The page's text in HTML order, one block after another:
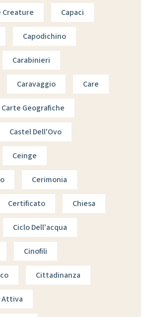
Creature Capaci
Capodichino
Carabinieri
Caravaggio Care
Carte Geografiche
Castel Dell'Ovo
Ceinge
Cerimonia
Certificato Chiesa
Ciclo Dell'acqua
Cinofili
Cittadinanza
Attiva